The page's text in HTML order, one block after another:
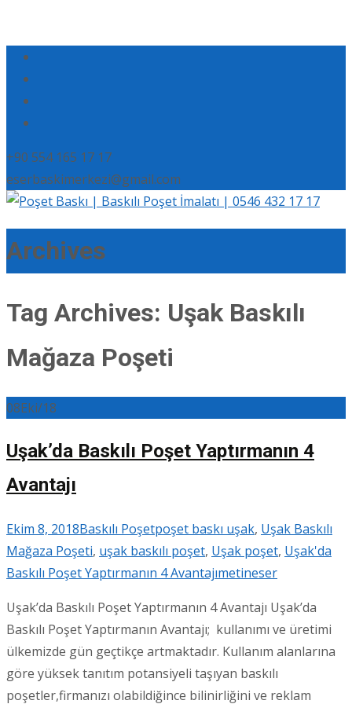
+90 554 165 17 17
eserbaskimerkezi@gmail.com
Archives
Tag Archives: Uşak Baskılı
Mağaza Poşeti
08Eki/18
Uşak’da Baskılı Poşet Yaptırmanın 4
Avantajı
Ekim 8, 2018Baskılı Poşetpoşet baskı uşak, Uşak Baskılı
Mağaza Poşeti, uşak baskılı poşet, Uşak poşet, Uşak'da
Baskılı Poşet Yaptırmanın 4 Avantajımetineser
Uşak’da Baskılı Poşet Yaptırmanın 4 Avantajı Uşak’da
Baskılı Poşet Yaptırmanın Avantajı; kullanımı ve üretimi
ülkemizde gün geçtikçe artmaktadır. Kullanım alanlarına
göre yüksek tanıtım potansiyeli taşıyan baskılı
poşetler,firmanızı olabildiğince bilinirliğini ve reklam